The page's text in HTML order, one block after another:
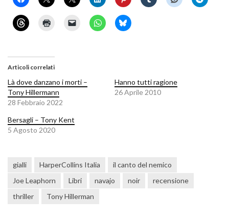
Articoli correlati
Là dove danzano i morti –
Tony Hillermann
28 Febbraio 2022
Hanno tutti ragione
26 Aprile 2010
Bersagli – Tony Kent
5 Agosto 2020
gialli HarperCollins Italia
il canto del nemico
Joe Leaphorn
Libri navajo noir
recensione
thriller
Tony Hillerman